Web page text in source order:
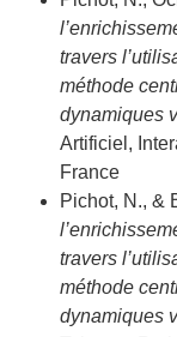
travers
méthode
dynamiques
Artificiel,
France
Pichot, N., &
travers
méthode
dynamiques